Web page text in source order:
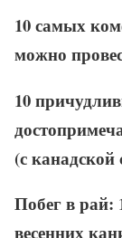
10 самых
можно
10
(с
Побег в рай:
весенних